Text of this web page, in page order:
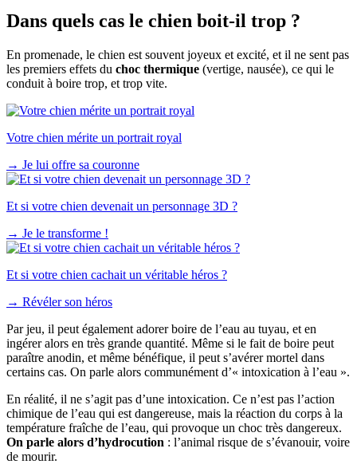
Dans quels cas le chien boit-il trop ?
En promenade, le chien est souvent joyeux et excité, et il ne sent pas
les premiers effets du choc thermique (vertige, nausée), ce qui le
conduit à boire trop, et trop vite.
Votre chien mérite un portrait royal
→ Je lui offre sa couronne
Et si votre chien devenait un personnage 3D ?
→ Je le transforme !
Et si votre chien cachait un véritable héros ?
→ Révéler son héros
Par jeu, il peut également adorer boire de l’eau au tuyau, et en
ingérer alors en très grande quantité. Même si le fait de boire peut
paraître anodin, et même bénéfique, il peut s’avérer mortel dans
certains cas. On parle alors communément d’« intoxication à l’eau ».
En réalité, il ne s’agit pas d’une intoxication. Ce n’est pas l’action
chimique de l’eau qui est dangereuse, mais la réaction du corps à la
température fraîche de l’eau, qui provoque un choc très dangereux.
On parle alors d’hydrocution : l’animal risque de s’évanouir, voire
de mourir.